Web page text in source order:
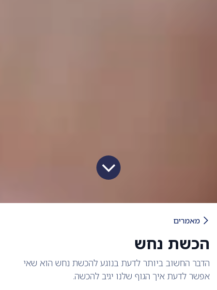
מאמרים
הכשת נחש
הדבר החשוב ביותר לדעת בנוגע להכשת נחש הוא שאי
אפשר לדעת איך הגוף שלנו יגיב להכשה.